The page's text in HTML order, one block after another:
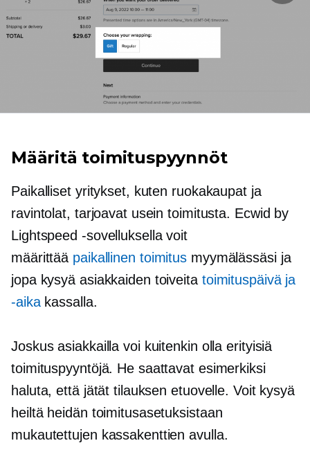
Määritä toimituspyynnöt
Paikalliset yritykset, kuten ruokakaupat ja
ravintolat, tarjoavat usein toimitusta. Ecwid by
Lightspeed -sovelluksella voit
määrittää paikallinen toimitus myymälässäsi ja
jopa kysyä asiakkaiden toiveita toimituspäivä ja
-aikakassalla.
Joskus asiakkailla voi kuitenkin olla erityisiä
toimituspyyntöjä. He saattavat esimerkiksi
haluta, että jätät tilauksen etuovelle. Voit kysyä
heiltä heidän toimitusasetuksistaan ​​
mukautettujen kassakenttien avulla.